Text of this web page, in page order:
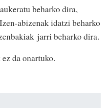
beharko dira,
abizenak idatzi beharko
jarri beharko dira.
da onartuko.